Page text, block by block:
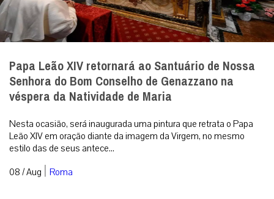
Papa Leão XIV retornará ao Santuário de Nossa
Senhora do Bom Conselho de Genazzano na
véspera da Natividade de Maria
Nesta ocasião, será inaugurada uma pintura que retrata o Papa
Leão XIV em oração diante da imagem da Virgem, no mesmo
estilo das de seus antece...
08 / Aug | Roma